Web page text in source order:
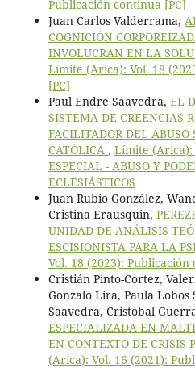
Publicación continua [PC]
Juan Carlos Valderrama,
COGNICIÓN
INVOLUCRAN EN LA
Límite (Arica): Vol. 18
[PC]
Paul Endre Saavedra, EL
SISTEMA DE CREENCIAS
FACILITADOR DEL
CATÓLICA , Límite (Arica):
ESPECIAL - ABUSO Y
ECLESIÁSTICOS
Juan Rubio González,
Cristina Erausquin,
UNIDAD DE ANÁLISIS
ESCISIONISTA PARA LA
Vol. 18 (2023): Publicación
Cristián Pinto-Cortez,
Gonzalo Lira, Paula
Saavedra, Cristóbal
ESPECIALIZADA EN
EN CONTEXTO DE CRISIS
(Arica): Vol. 16 (2021):